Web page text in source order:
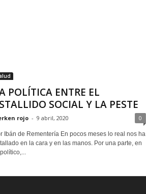
POLÍTICA ENTRE EL
SOCIAL Y LA PESTE
rojo - 9 abril, 2020 0
Ibán de Rementería En pocos meses lo real nos ha
en la cara y en las manos. Por una parte, en